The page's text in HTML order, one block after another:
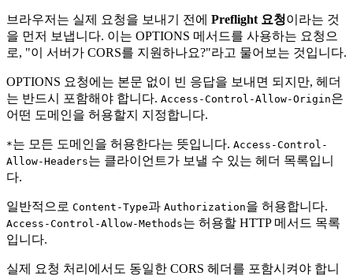
브라우저는 실제 요청을 보내기 전에 Preflight 요청이라는 것
을 먼저 보냅니다. 이는 OPTIONS 메서드를 사용하는 요청으
로, "이 서버가 CORS를 지원하나요?"라고 물어보는 것입니다.
OPTIONS 요청에는 본문 없이 빈 응답을 보내면 되지만, 헤더
는 반드시 포함해야 합니다. Access-Control-Allow-Origin은
어떤 도메인을 허용할지 지정합니다.
*는 모든 도메인을 허용한다는 뜻입니다. Access-Control-
Allow-Headers는 클라이언트가 보낼 수 있는 헤더 목록입니
다.
일반적으로 Content-Type과 Authorization을 허용합니다.
Access-Control-Allow-Methods는 허용할 HTTP 메서드 목록
입니다.
실제 요청 처리에서도 동일한 CORS 헤더를 포함시켜야 합니